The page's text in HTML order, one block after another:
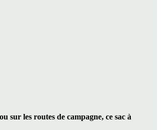
sur les routes de campagne, ce sac à